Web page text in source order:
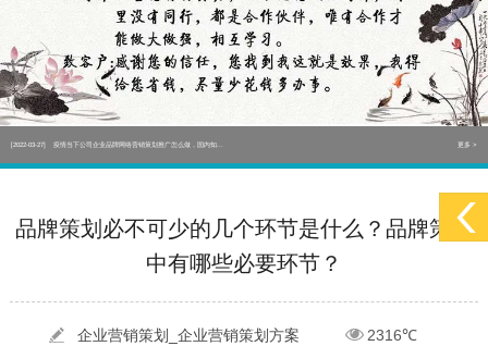
[2022-05-29] 实体门店如何做网络推广吸引客户，实体店网络营销技巧... 更多 >
[2022-05-04] 污水处理设备厂家产品如何做网络推广（污水处理项目网... 更多 >
[2022-03-27] 疫情当下公司企业品牌网络营销策划推广怎么做，国内知... 更多 >
[2022-05-29] 实体门店如何做网络推广吸引客户，实体店网络营销技巧... 更多 >
污水处理设备厂家产品如何做网络推广（污水处理项目网...
品牌策划必不可少的几个环节是什么？品牌策划
中有哪些必要环节？
企业营销策划_企业营销策划方案
2316℃